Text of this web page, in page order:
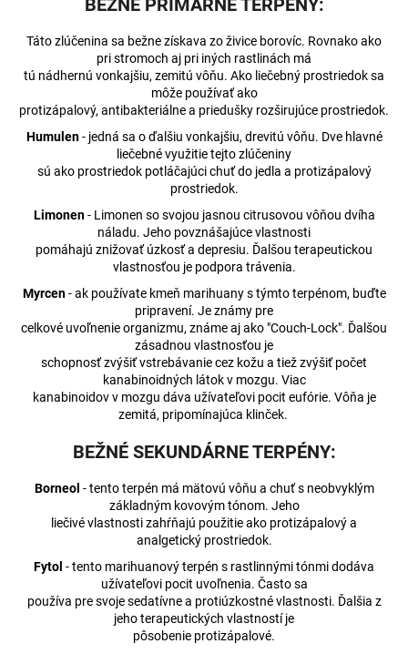
BEŽNÉ PRIMÁRNE TERPENY:
Táto zlúčenina sa bežne získava zo živice borovíc. Rovnako ako
pri stromoch aj pri iných rastlinách má
tú nádhernú vonkajšiu, zemitú vôňu. Ako liečebný prostriedok sa
môže používať ako
protizápalový, antibakteriálne a priedušky rozširujúce prostriedok.
Humulen- jedná sa o ďalšiu vonkajšiu, drevitú vôňu. Dve hlavné
liečebné využitie tejto zlúčeniny
sú ako prostriedok potláčajúci chuť do jedla a protizápalový
prostriedok.
Limonen- Limonen so svojou jasnou citrusovou vôňou dvíha
náladu. Jeho povznášajúce vlastnosti
pomáhajú znižovať úzkosť a depresiu. Ďalšou terapeutickou
vlastnosťou je podpora trávenia.
Myrcen- ak používate kmeň marihuany s týmto terpénom, buďte
pripravení. Je známy pre
celkové uvoľnenie organizmu, známe aj ako "Couch-Lock". Ďalšou
zásadnou vlastnosťou je
schopnosť zvýšiť vstrebávanie cez kožu a tiež zvýšiť počet
kanabinoidných látok v mozgu. Viac
kanabinoidov v mozgu dáva užívateľovi pocit eufórie. Vôňa je
zemitá, pripomínajúca klinček.
BEŽNÉ SEKUNDÁRNE TERPÉNY:
Borneol - tento terpén má mätovú vôňu a chuť s neobvyklým
základným kovovým tónom. Jeho
liečivé vlastnosti zahŕňajú použitie ako protizápalový a
analgetický prostriedok.
Fytol - tento marihuanový terpén s rastlinnými tónmi dodáva
užívateľovi pocit uvoľnenia. Často sa
používa pre svoje sedatívne a protiúzkostné vlastnosti. Ďalšia z
jeho terapeutických vlastností je
pôsobenie protizápalové.